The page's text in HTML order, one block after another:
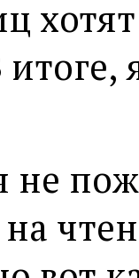
не